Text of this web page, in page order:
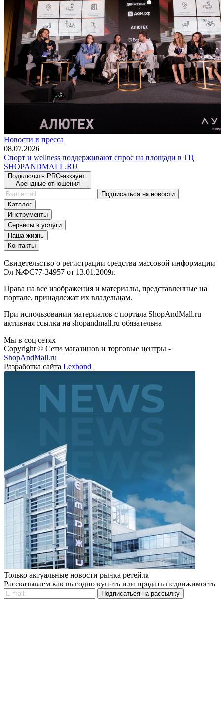
Новости и пресса
08.07.2026
Спорт и wellness поддерживают спрос на площади в ТЦ
SHOPANDMALL.RU
Подключить PRO-аккаунт:
Арендные отношения
Подписаться на новости
Каталог
Инструменты
Сервисы и услуги
Наша жизнь
Контакты
Свидетельство о регистрации средства массовой информации
Эл №ФС77-34957 от 13.01.2009г.
Права на все изображения и материалы, представленные на
портале, принадлежат их владельцам.
При использовании материалов с портала ShopAndMall.ru
активная ссылка на shopandmall.ru обязательна
Мы в соц.сетях
Copyright © Сети магазинов и торговые центры -
ShopAndMall.ru
Разработка сайта Lexbond
Только актуальные новости рынка ретейла
Рассказываем как выгодно купить или продать недвижимость